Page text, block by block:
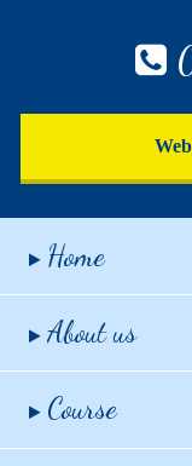
Home
About us
Course